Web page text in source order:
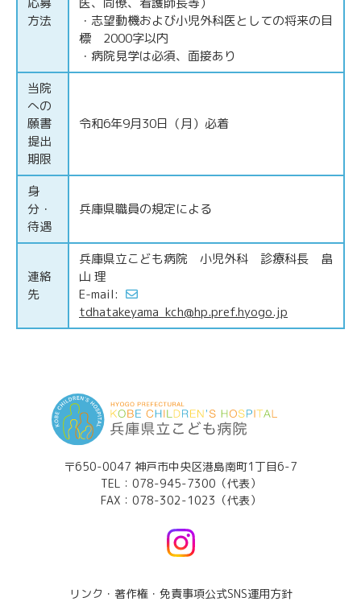
方法
・志望動機および小児外科医としての将来の目
標 2000字以内
・病院見学は必須、面接あり
当院
への
願書
提出
期限
令和6年9月30日（月）必着
身
分・
待遇
兵庫県職員の規定による
連絡
先
兵庫県立こども病院 小児外科 診療科長 畠
山 理
E-mail:
tdhatakeyama_kch@hp.pref.hyogo.jp
〒650-0047 神戸市中央区港島南町1丁目6-7
TEL： 078-945-7300（代表）
FAX：078-302-1023（代表）
リンク・著作権・免責事項公式SNS運用方針